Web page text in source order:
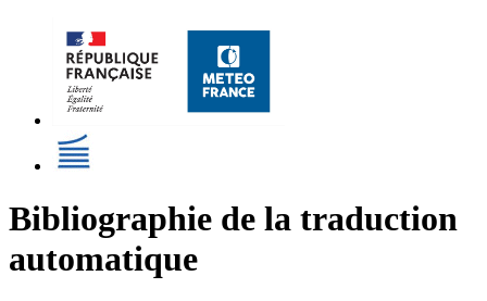
Bibliographie de la traduction
automatique